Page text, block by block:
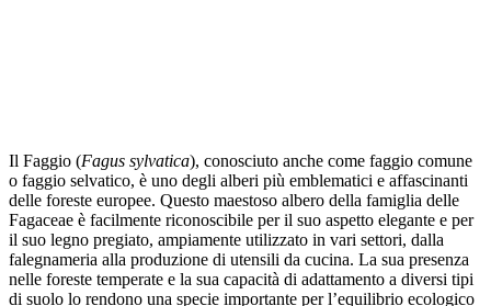
Il Faggio (Fagus sylvatica), conosciuto anche come faggio comune
o faggio selvatico, è uno degli alberi più emblematici e affascinanti
delle foreste europee. Questo maestoso albero della famiglia delle
Fagaceae è facilmente riconoscibile per il suo aspetto elegante e per
il suo legno pregiato, ampiamente utilizzato in vari settori, dalla
falegnameria alla produzione di utensili da cucina. La sua presenza
nelle foreste temperate e la sua capacità di adattamento a diversi tipi
di suolo lo rendono una specie importante per l’equilibrio ecologico